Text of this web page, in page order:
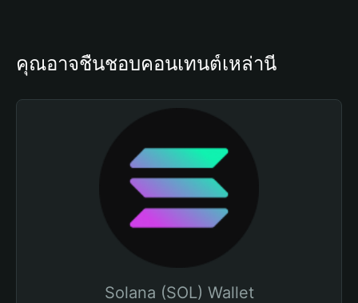
คุณอาจชื่นชอบคอนเทนต์เหล่านี้
Solana (SOL) Wallet